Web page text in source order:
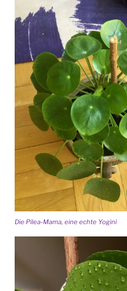
Die Pilea-Mama, eine echte Yogini